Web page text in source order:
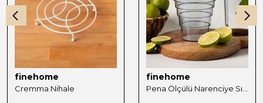
finehome
Cremma Nihale
finehome